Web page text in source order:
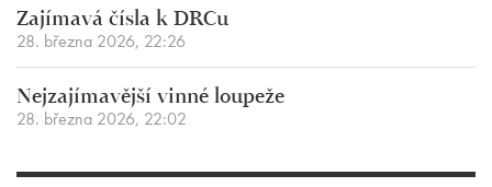
Zajímavá čísla k DRCu
28. března 2026, 22:26
Nejzajímavější vinné loupeže
28. března 2026, 22:02